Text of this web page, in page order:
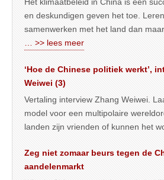
en deskundigen geven het toe.
samenwerken met het land dan
… >> lees meer
‘Hoe de Chinese politiek werkt’,
Weiwei (3)
Vertaling interview Zhang Weiwei.
model voor een multipolaire
landen zijn vrienden of kunnen het
Zeg niet zomaar beurs tegen de
aandelenmarkt